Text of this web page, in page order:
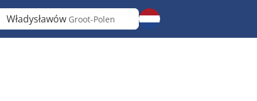
Władysławów Groot-Polen